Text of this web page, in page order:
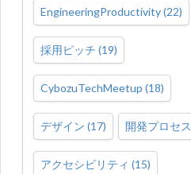
EngineeringProductivity(22)
採用ピッチ (19)
CybozuTechMeetup (18)
デザイン (17) 開発プロセス
アクセシビリティ (15)